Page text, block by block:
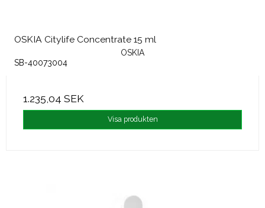
OSKIA Citylife Concentrate 15 ml
OSKIA
SB-40073004
1.235,04 SEK
Visa produkten